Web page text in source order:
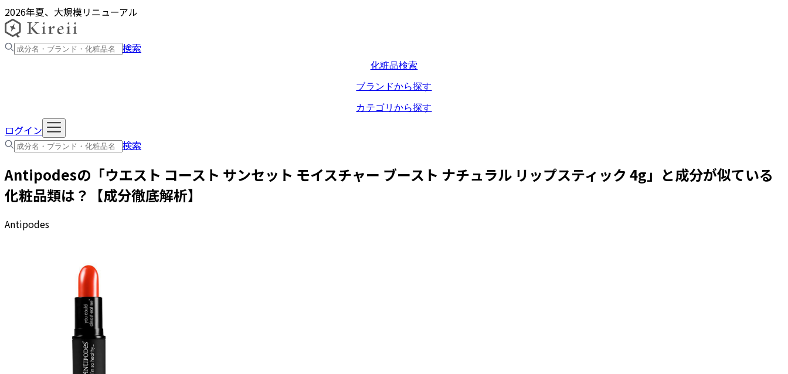
2026年夏、大規模リニューアル
検索
化粧品検索
ブランドから探す
カテゴリから探す
ログイン
検索
Antipodesの「ウエスト コースト サンセット モイスチャー ブースト ナチュラル リップスティック 4g 」と成分が似ている
化粧品類は？【成分徹底解析】
Antipodes